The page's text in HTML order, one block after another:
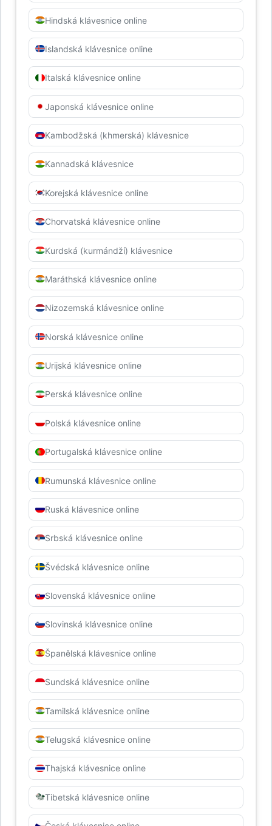
Hindská klávesnice online
Islandská klávesnice online
Italská klávesnice online
Japonská klávesnice online
Kambodžská (khmerská) klávesnice
Kannadská klávesnice
Korejská klávesnice online
Chorvatská klávesnice online
Kurdská (kurmándží) klávesnice
Maráthská klávesnice online
Nizozemská klávesnice online
Norská klávesnice online
Urijská klávesnice online
Perská klávesnice online
Polská klávesnice online
Portugalská klávesnice online
Rumunská klávesnice online
Ruská klávesnice online
Srbská klávesnice online
Švédská klávesnice online
Slovenská klávesnice online
Slovinská klávesnice online
Španělská klávesnice online
Sundská klávesnice online
Tamilská klávesnice online
Telugská klávesnice online
Thajská klávesnice online
Tibetská klávesnice online